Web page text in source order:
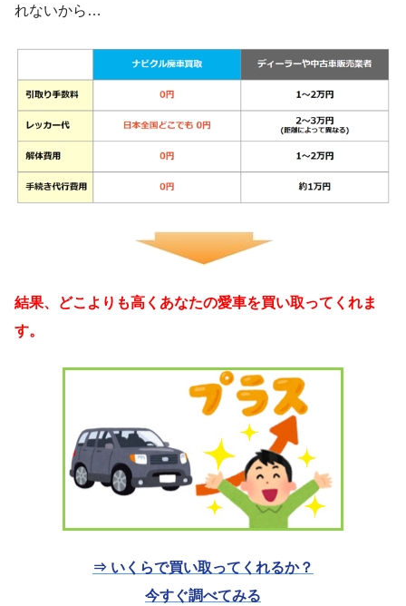
れないから…
結果、どこよりも高くあなたの愛車を買い取ってくれま
す。
⇒ いくらで買い取ってくれるか？
今すぐ調べてみる